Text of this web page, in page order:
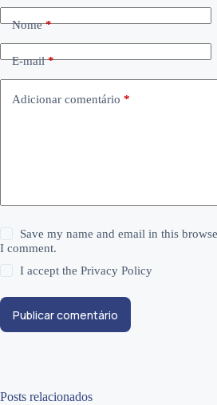
Nome*
E-mail*
Adicionar comentário *
Save my name and email in this
I comment.
I accept thePrivacy Policy
Publicar comentário
Posts relacionados